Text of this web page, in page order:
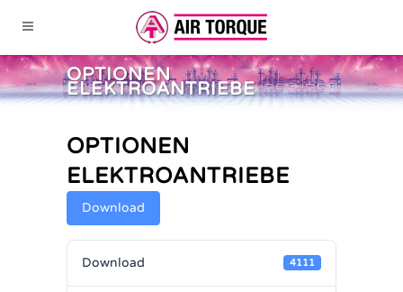
OPTIONEN
ELEKTROANTRIEBE
OPTIONEN
ELEKTROANTRIEBE
Download
Download 4111